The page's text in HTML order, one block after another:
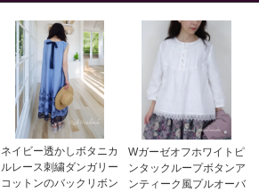
ネイビー透かしボタニカ
ルレース刺繍ダンガリー
コットンのバックリボン
Wガーゼオフホワイトピ
ンタックループボタンア
ンティーク風プルオーバ